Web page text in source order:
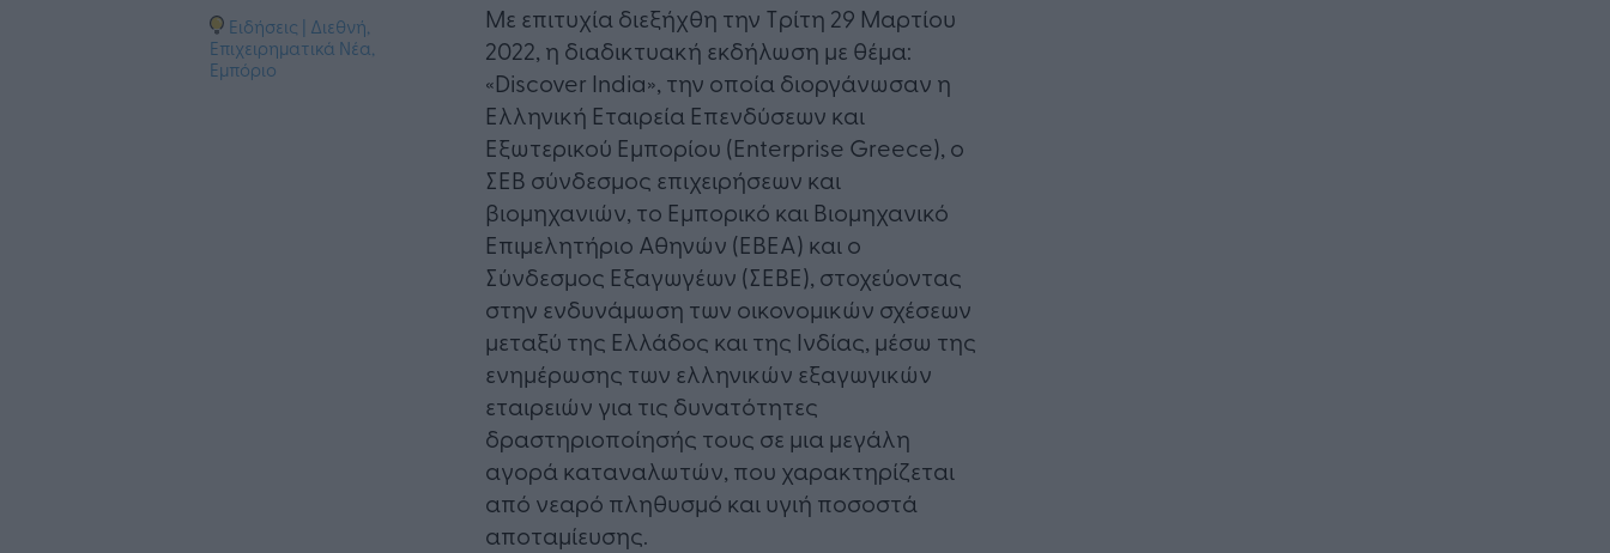
Ειδήσεις | Διεθνή,
Επιχειρηματικά Νέα,
Εμπόριο
Με επιτυχία διεξήχθη την Τρίτη 29 Μαρτίου
2022, η διαδικτυακή εκδήλωση με θέμα:
«Discover India», την οποία διοργάνωσαν η
Ελληνική Εταιρεία Επενδύσεων και
Εξωτερικού Εμπορίου (Enterprise Greece), ο
ΣΕΒ σύνδεσμος επιχειρήσεων και
βιομηχανιών, το Εμπορικό και Βιομηχανικό
Επιμελητήριο Αθηνών (ΕΒΕΑ) και ο
Σύνδεσμος Εξαγωγέων (ΣΕΒΕ), στοχεύοντας
στην ενδυνάμωση των οικονομικών σχέσεων
μεταξύ της Ελλάδος και της Ινδίας, μέσω της
ενημέρωσης των ελληνικών εξαγωγικών
εταιρειών για τις δυνατότητες
δραστηριοποίησής τους σε μια μεγάλη
αγορά καταναλωτών, που χαρακτηρίζεται
από νεαρό πληθυσμό και υγιή ποσοστά
αποταμίευσης.